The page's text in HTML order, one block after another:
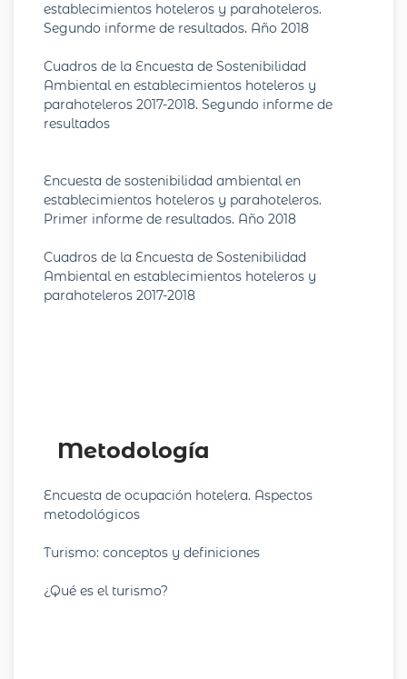
establecimientos hoteleros y parahoteleros.
Segundo informe de resultados. Año 2018
Cuadros de la Encuesta de Sostenibilidad
Ambiental en establecimientos hoteleros y
parahoteleros 2017-2018. Segundo informe de
resultados
Encuesta de sostenibilidad ambiental en
establecimientos hoteleros y parahoteleros.
Primer informe de resultados. Año 2018
Cuadros de la Encuesta de Sostenibilidad
Ambiental en establecimientos hoteleros y
parahoteleros 2017-2018
Metodología
Encuesta de ocupación hotelera. Aspectos
metodológicos
Turismo: conceptos y definiciones
¿Qué es el turismo?